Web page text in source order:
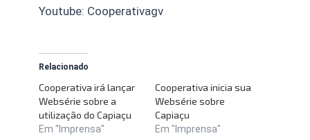
Youtube: Cooperativagv
Relacionado
Cooperativa irá lançar
Websérie sobre a
utilização do Capiaçu
Em "Imprensa"
Cooperativa inicia sua
Websérie sobre
Capiaçu
Em "Imprensa"